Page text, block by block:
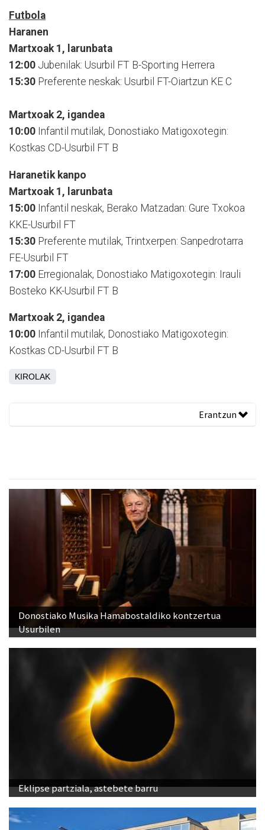
Futbola
Haranen
Martxoak 1, larunbata
12:00 Jubenilak: Usurbil FT B-Sporting Herrera
15:30 Preferente neskak: Usurbil FT-Oiartzun KE C
Martxoak 2, igandea
10:00 Infantil mutilak, Donostiako Matigoxotegin:
Kostkas CD-Usurbil FT B
Haranetik kanpo
Martxoak 1, larunbata
15:00 Infantil neskak, Berako Matzadan: Gure Txokoa
KKE-Usurbil FT
15:30 Preferente mutilak, Trintxerpen: Sanpedrotarra
FE-Usurbil FT
17:00 Erregionalak, Donostiako Matigoxotegin: Irauli
Bosteko KK-Usurbil FT B
Martxoak 2, igandea
10:00 Infantil mutilak, Donostiako Matigoxotegin:
Kostkas CD-Usurbil FT B
KIROLAK
Erantzun
Donostiako Musika Hamabostaldiko kontzertua
Usurbilen
Eklipse partziala, astebete barru